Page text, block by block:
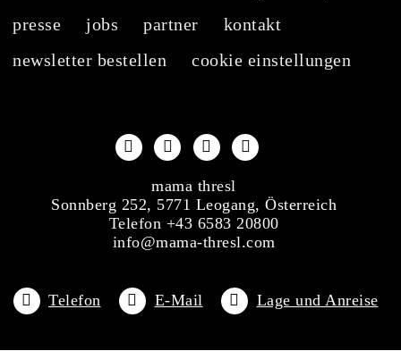
presse
jobs partner
kontakt
newsletter bestellen
cookie einstellungen
mama thresl
Sonnberg 252, 5771 Leogang, Österreich
Telefon +43 6583 20800
info@mama-thresl.com
Telefon E-Mail Lage und Anreise